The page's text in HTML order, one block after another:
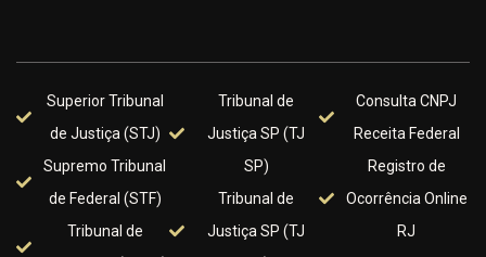
Superior Tribunal
de Justiça (STJ)
Supremo Tribunal
de Federal (STF)
Tribunal de
Tribunal de
Justiça SP (TJ
SP)
Tribunal de
Justiça SP (TJ
Consulta CNPJ
Receita Federal
Registro de
Ocorrência Online
RJ